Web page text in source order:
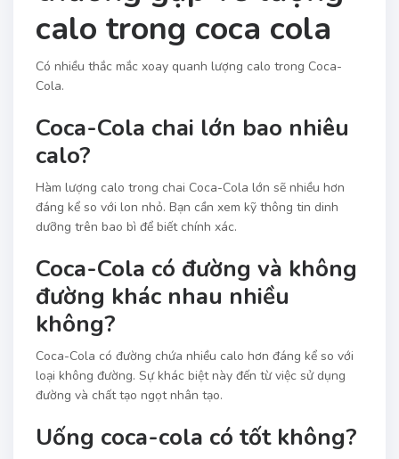
calo trong coca cola
Có nhiều thắc mắc xoay quanh lượng calo trong Coca-
Cola.
Coca-Cola chai lớn bao nhiêu
calo?
Hàm lượng calo trong chai Coca-Cola lớn sẽ nhiều hơn
đáng kể so với lon nhỏ. Bạn cần xem kỹ thông tin dinh
dưỡng trên bao bì để biết chính xác.
Coca-Cola có đường và không
đường khác nhau nhiều
không?
Coca-Cola có đường chứa nhiều calo hơn đáng kể so với
loại không đường. Sự khác biệt này đến từ việc sử dụng
đường và chất tạo ngọt nhân tạo.
Uống coca-cola có tốt không?